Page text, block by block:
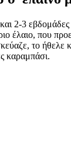
2-3
έλαιο,
το ήθελε
καραμπάσι.